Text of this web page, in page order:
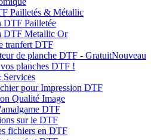
Pailletés & Métallic
DTF Pailletée
DTF Metallic Or
tranfert DTF
de planche DTF - GratuitNouveau
planches DTF !
pour Impression DTF
Qualité Image
DTF
sur le DTF
fichiers en DTF